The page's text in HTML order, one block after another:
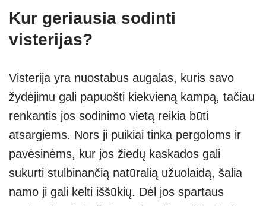
Kur geriausia sodinti
visterijas?
Visterija yra nuostabus augalas, kuris savo
žydėjimu gali papuošti kiekvieną kampą, tačiau
renkantis jos sodinimo vietą reikia būti
atsargiems. Nors ji puikiai tinka pergoloms ir
pavėsinėms, kur jos žiedų kaskados gali
sukurti stulbinančią natūralią užuolaidą, šalia
namo ji gali kelti iššūkių. Dėl jos spartaus